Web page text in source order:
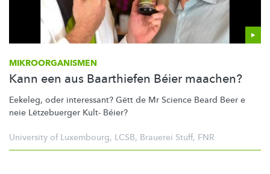
MIKROORGANISMEN
Kann een aus Baarthiefen Béier maachen?
Eekeleg, oder interessant? Gëtt de Mr Science Beard Beer e
neie Lëtzebuerger Kult- Béier?
University of Luxembourg, LCSB, Brauerei Stuff, FNR